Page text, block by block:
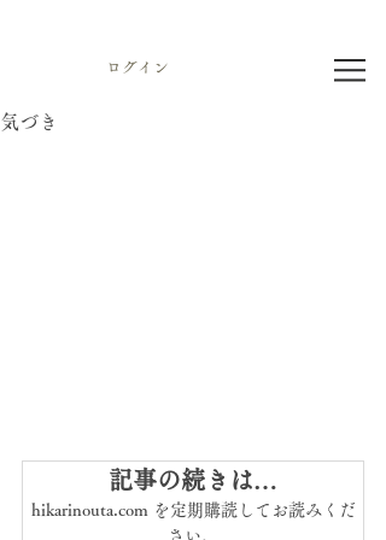
ログイン
気づき
記事の続きは…
hikarinouta.com を定期購読してお読みくだ
さい。